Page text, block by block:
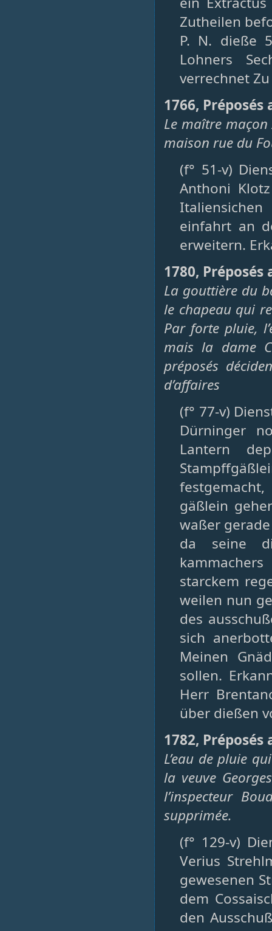
Zutheilen
P. N. dieße
Lohners
verrechnet
1766,
Le maître
maison rue du
(f° 51-v)
Anthoni
einfahrt an
erweitern.
1780,
La gouttière du
le chapeau qui
Par forte pluie,
mais la dame
préposés
d’affaires
(f° 77-v)
Dürninger
Lantern
gäßlein
waßer
da seine
starckem
weilen nun
des
sich
Meinen
sollen.
Herr
über dießen
1782,
L’eau de pluie
la veuve
l’inspecteur
supprimée.
(f° 129-v)
Verius
gewesenen
dem
den